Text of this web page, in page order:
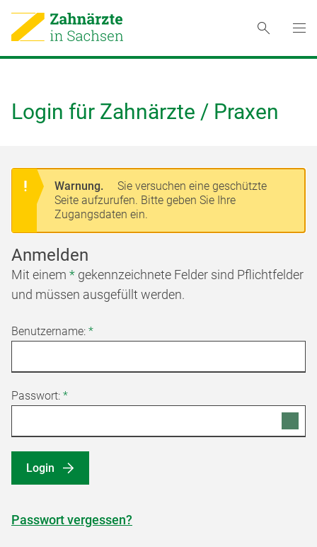
Login für Zahnärzte / Praxen
Warnung.
Sie versuchen eine geschützte
Seite aufzurufen. Bitte geben Sie Ihre
Zugangsdaten ein.
Anmelden
Mit einem * gekennzeichnete Felder sind Pflichtfelder
und müssen ausgefüllt werden.
Benutzername: *
Passwort: *
Login
Passwort vergessen?